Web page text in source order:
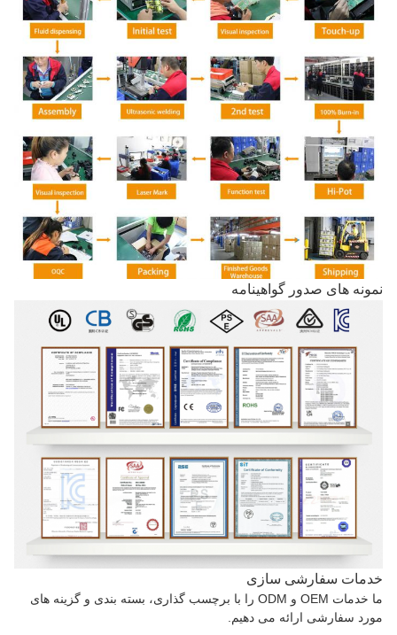
نمونه های صدور گواهینامه
خدمات سفارشی سازی
ما خدمات OEM و ODM را با برچسب گذاری، بسته بندی و گزینه های
مورد سفارشی ارائه می دهیم.